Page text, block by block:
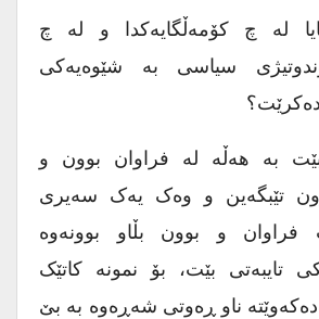
لە چ کۆمەڵگایەکدا و لە چ
سیاسی بە شێوەیەکی
بە هەڵە لە فراوان بوون و
تێبگەین و وەک یەک سەیری
فراوان و بوون بڵاو بوونەوە
تایبەتی بێت، بۆ نمونە کاتێک
ناو ڕەوتی شەڕەوە بە بێ